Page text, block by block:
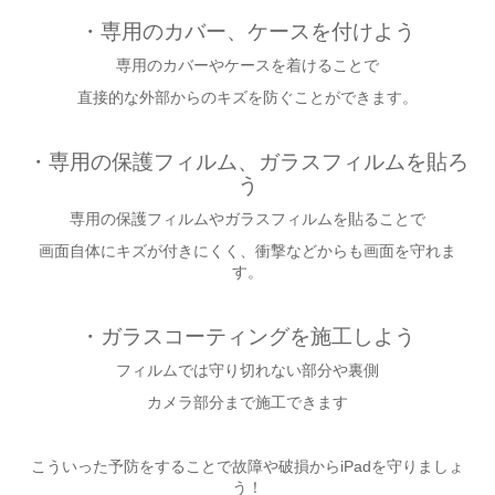
・専用のカバー、ケースを付けよう
専用のカバーやケースを着けることで
直接的な外部からのキズを防ぐことができます。
・専用の保護フィルム、ガラスフィルムを貼ろ
う
専用の保護フィルムやガラスフィルムを貼ることで
画面自体にキズが付きにくく、衝撃などからも画面を守れま
す。
・ガラスコーティングを施工しよう
フィルムでは守り切れない部分や裏側
カメラ部分まで施工できます
こういった予防をすることで故障や破損からiPadを守りましょ
う！